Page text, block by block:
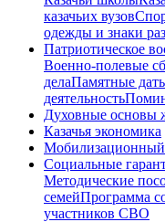
казачьих вузов
одежды и знаки
Патриотическое
Военно-полевые
делаПамятные
деятельность
Духовные основы
Казачья экономика
Мобилизационный
Социальные
Методические
семейПрограмма
участников СВО